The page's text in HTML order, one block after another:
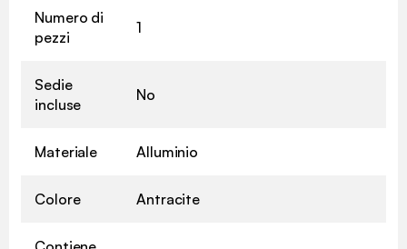
Numero di
pezzi
1
Sedie
incluse
No
Materiale Alluminio
Colore Antracite